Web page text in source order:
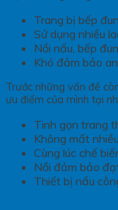
Trang bị bếp
Sử dụng nhiều
Nồi nấu, bếp
Khó đảm bảo
Trước những vấn đề
ưu điểm của mình tại
Tinh gọn trang
Không mất
Cùng lúc chế
Nồi đảm bảo
Thiết bị nấu